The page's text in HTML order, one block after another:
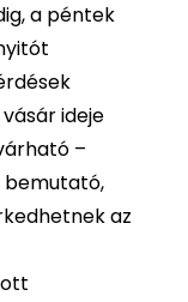
a péntek
ideje
–
bemutató,
az